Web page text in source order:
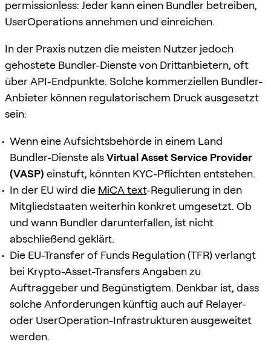
permissionless: Jeder kann einen Bundler betreiben,
UserOperations annehmen und einreichen.
In der Praxis nutzen die meisten Nutzer jedoch
gehostete Bundler-Dienste von Drittanbietern, oft
über API-Endpunkte. Solche kommerziellen Bundler-
Anbieter können regulatorischem Druck ausgesetzt
sein:
Wenn eine Aufsichtsbehörde in einem Land
Bundler-Dienste alsVirtual Asset Service Provider
(VASP) einstuft, könnten KYC-Pflichten entstehen.
In der EU wird die MiCA text-Regulierung in den
Mitgliedstaaten weiterhin konkret umgesetzt. Ob
und wann Bundler darunterfallen, ist nicht
abschließend geklärt.
Die EU-Transfer of Funds Regulation (TFR) verlangt
bei Krypto-Asset-Transfers Angaben zu
Auftraggeber und Begünstigtem. Denkbar ist, dass
solche Anforderungen künftig auch auf Relayer-
oder UserOperation-Infrastrukturen ausgeweitet
werden.